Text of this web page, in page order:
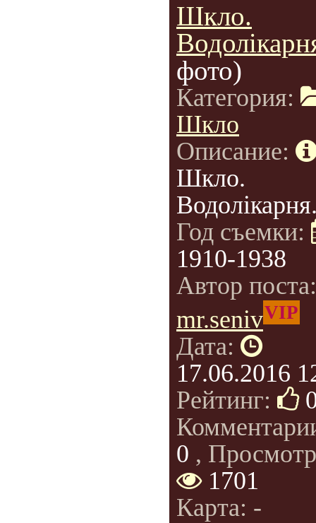
Шкло.
фото)
Категория:
Шкло
Описание:
Шкло.
Год съемки:
1910-1938
Автор
mr.senivVIP
Дата:
17.06.2016
Рейтинг:
0 ,
1701
Карта: -